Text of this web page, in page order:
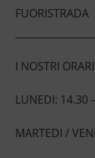
FUORISTRADA
I NOSTRI
LUNEDI: 14.30
MARTEDI /